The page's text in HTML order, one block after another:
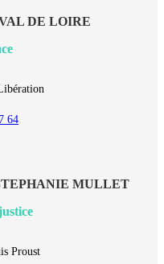
DE LOIRE
64
MULLET
Proust